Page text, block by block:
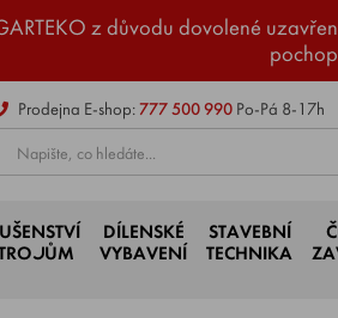
z důvodu dovolené
Prodejna E-shop:777 500 990 Po-Pá 8-17h
DÍLENSKÉ
VYBAVENÍ
STAVEBNÍ
TECHNIKA